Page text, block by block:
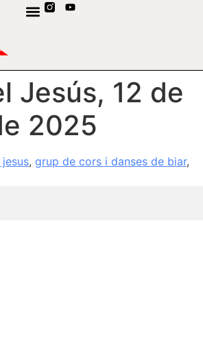
Jesús, 12 de
2025
, grup de cors i danses de biar,